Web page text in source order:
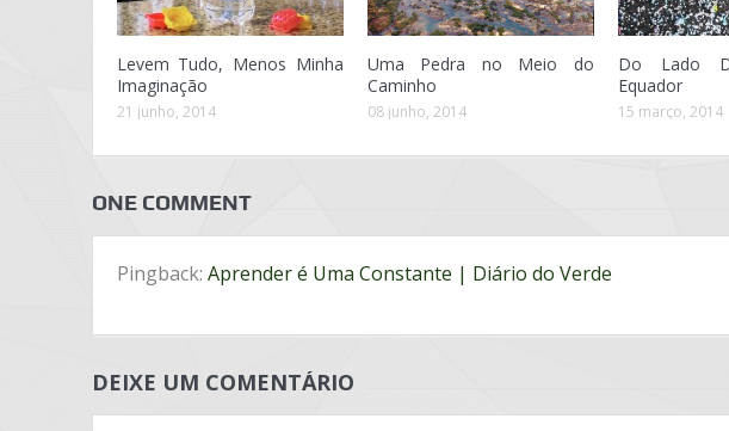
Levem Tudo, Menos Minha
Imaginação
21 junho, 2014
Uma Pedra no Meio do
Caminho
08 junho, 2014
Do Lado
Equador
15 março, 2014
ONE COMMENT
Pingback: Aprender é Uma Constante | Diário do Verde
DEIXE UM COMENTÁRIO